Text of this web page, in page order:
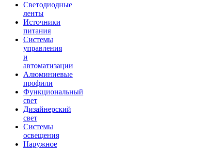
Светодиодные
ленты
Источники
питания
Системы
управления
и
автоматизации
Алюминиевые
профили
Функциональный
свет
Дизайнерский
свет
Системы
освещения
Наружное